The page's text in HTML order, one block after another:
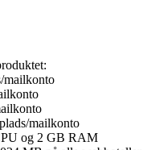
mailkonto
mailkonto
og 2 GB RAM